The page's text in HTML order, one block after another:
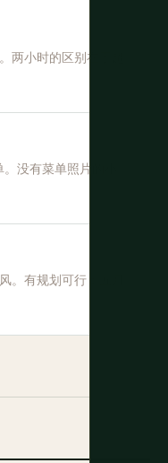
两小时的区别在于超
没有菜单照片的小
。有规划可行；五月